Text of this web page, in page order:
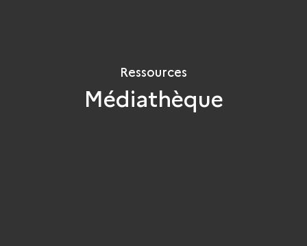
Ressources
Médiathèque